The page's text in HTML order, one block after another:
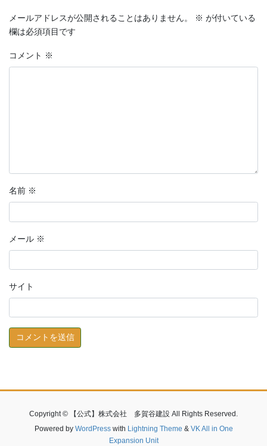
メールアドレスが公開されることはありません。 ※ が付いている
欄は必須項目です
コメント ※
名前 ※
メール ※
サイト
Copyright © 【公式】株式会社 多賀谷建設 All Rights Reserved.
Powered by WordPresswith Lightning Theme & VK All in One
Expansion Unit